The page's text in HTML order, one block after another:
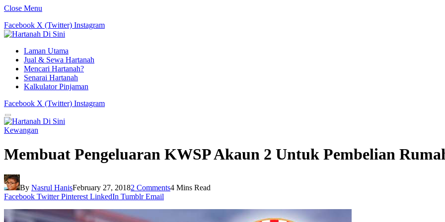
Close Menu
Facebook X (Twitter) Instagram
Laman Utama
Jual & Sewa Hartanah
Mencari Hartanah?
Senarai Hartanah
Kalkulator Pinjaman
Facebook X (Twitter) Instagram
Kewangan
Membuat Pengeluaran KWSP Akaun 2 Untuk Pembelian
By Nasrul HanisFebruary 27, 20182 Comments4 Mins Read
Facebook Twitter Pinterest LinkedIn Tumblr Email